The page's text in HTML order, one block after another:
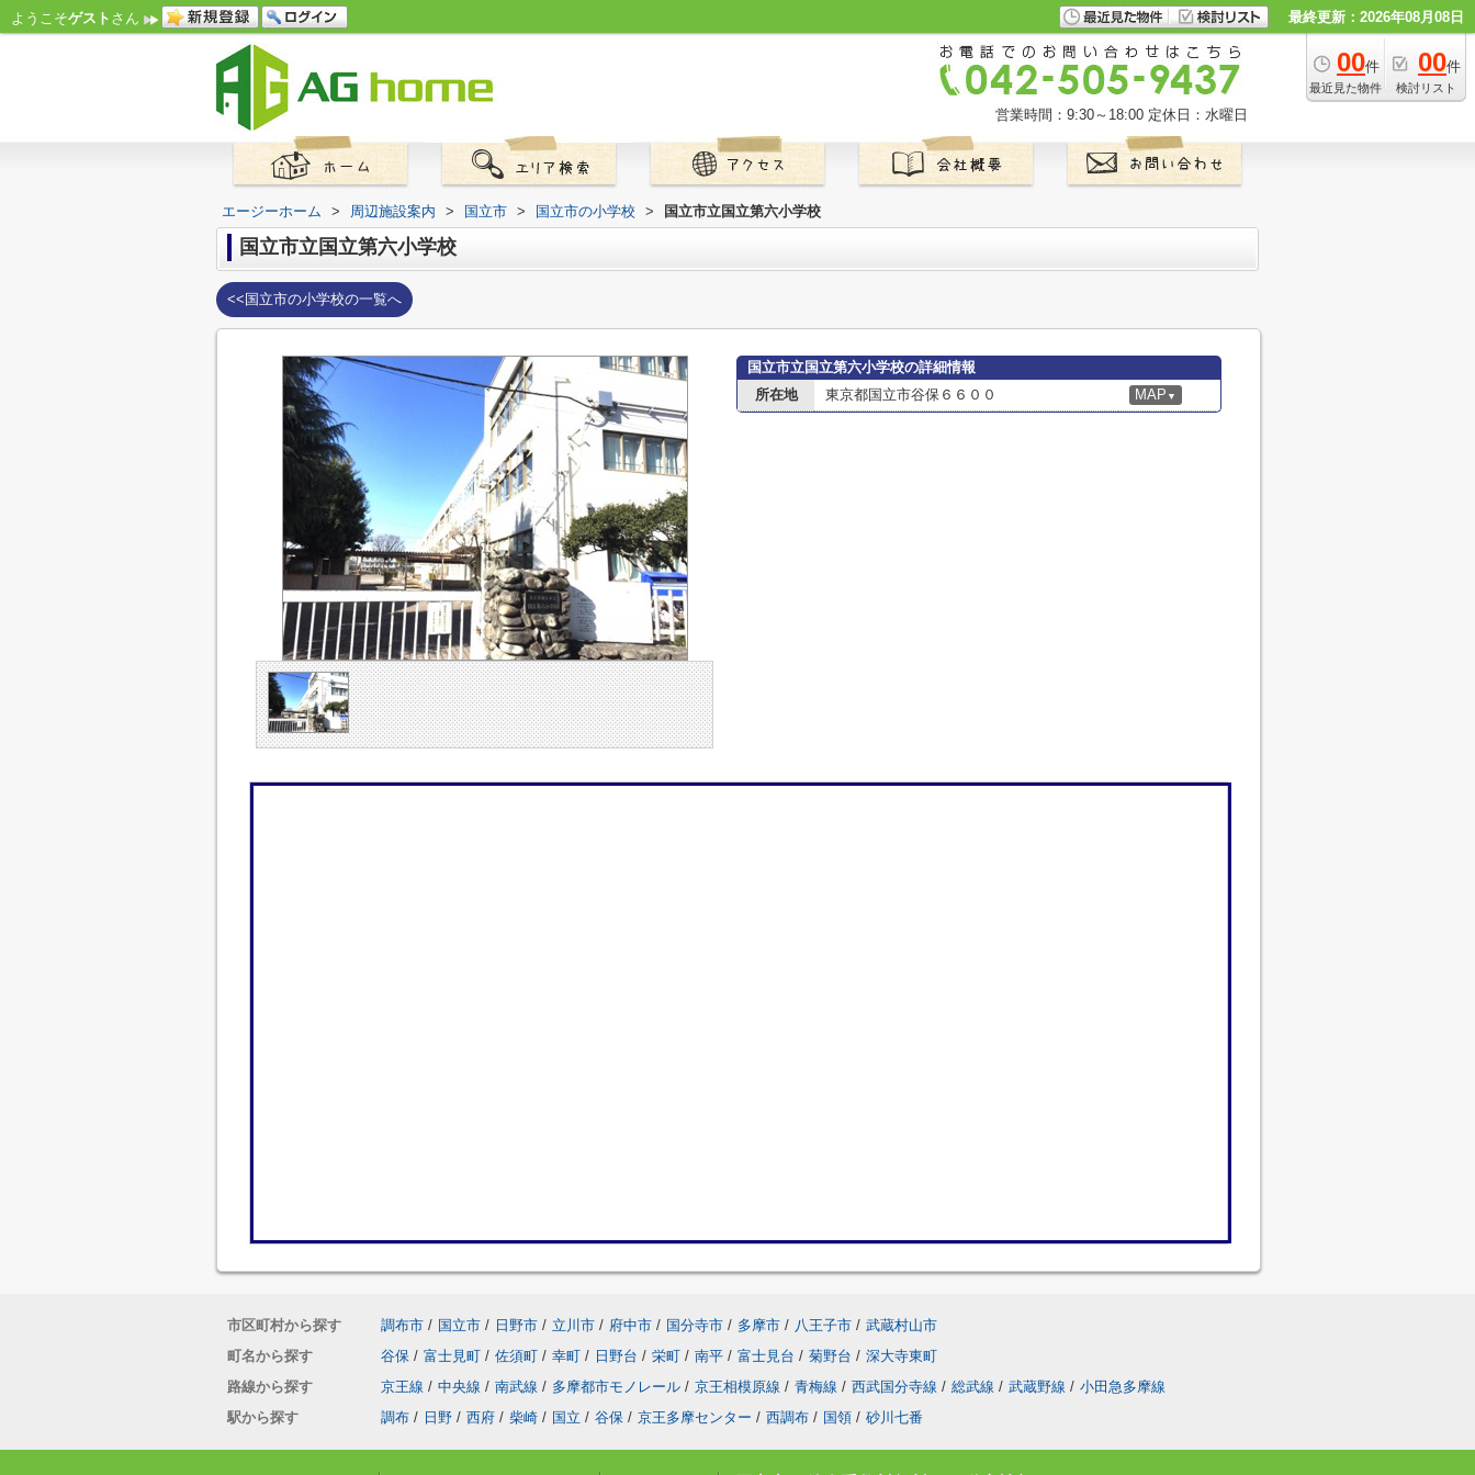
ようこそゲスト さん 最終更新：2026年08月08日
00件
最近見た物件
00件
検討リスト
営業時間：9:30～18:00 定休日：水曜日
エージーホーム > 周辺施設案内 > 国立市 > 国立市の小学校 > 国立市立国立第六小学校
国立市立国立第六小学校
<<国立市の小学校の一覧へ
国立市立国立第六小学校の詳細情報
所在地
東京都国立市谷保６６００ MAP ▼
市区町村から探す 調布市 / 国立市 / 日野市 / 立川市 / 府中市 / 国分寺市 / 多摩市 / 八王子市 / 武蔵村山市
町名から探す
谷保 / 富士見町 / 佐須町 / 幸町 / 日野台 / 栄町 / 南平 / 富士見台 / 菊野台 / 深大寺東町
路線から探す
京王線 / 中央線 / 南武線 / 多摩都市モノレール / 京王相模原線 / 青梅線 / 西武国分寺線 / 総武線 / 武蔵野線 / 小田急多摩線
駅から探す
調布 / 日野 / 西府 / 柴崎 / 国立 / 谷保 / 京王多摩センター / 西調布 / 国領 / 砂川七番